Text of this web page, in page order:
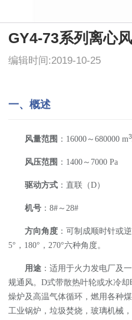
GY4-73系列离心
编辑时间:2019-10-25
一、概述
风量范围 ：16000～680000 m3
风压范围 ：1400～7000 Pa
驱动方式 ：直联（D）
机号 ：8#～28#
方向角度 ：可制成顺时针或
5°，180°，270°六种角度。
用途 ：适用于火力发电厂及
规通风。D式带散热叶轮或水冷
燥炉及高温气体循环，燃用各种
工业锅炉，垃圾焚烧，玻璃机械